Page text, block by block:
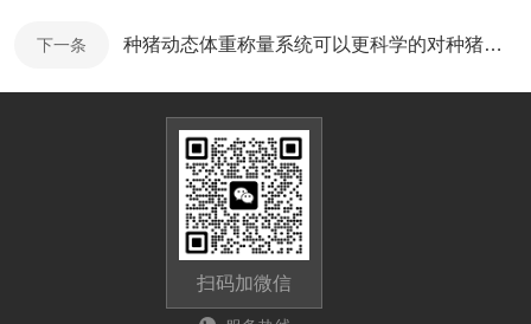
下一条 种猪动态体重称量系统可以更科学的对种猪进行体重管理
扫码加微信